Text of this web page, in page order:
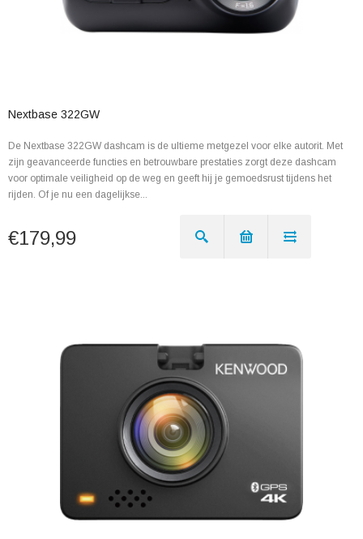
Nextbase 322GW
De Nextbase 322GW dashcam is de ultieme metgezel voor elke autorit. Met
zijn geavanceerde functies en betrouwbare prestaties zorgt deze dashcam
voor optimale veiligheid op de weg en geeft hij je gemoedsrust tijdens het
rijden. Of je nu een dagelijkse...
€179,99